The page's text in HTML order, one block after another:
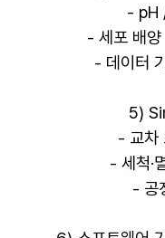
- pH
- 세포 배양
- 데이터
5)
- 교차
- 세척·
- 공